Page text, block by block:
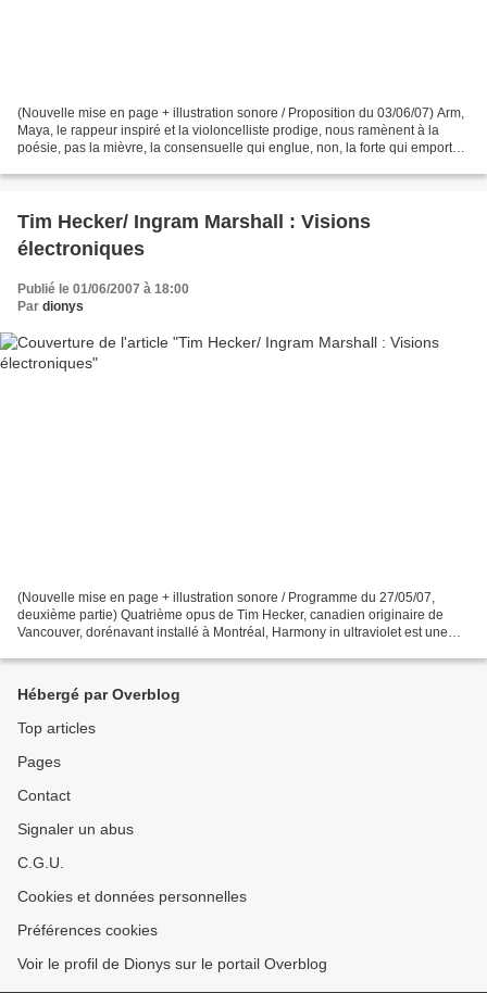
(Nouvelle mise en page + illustration sonore / Proposition du 03/06/07) Arm,
Maya, le rappeur inspiré et la violoncelliste prodige, nous ramènent à la
poésie, pas la mièvre, la consensuelle qui englue, non, la forte qui emporte
Tim Hecker/ Ingram Marshall : Visions
électroniques
Publié le 01/06/2007 à 18:00
Par dionys
(Nouvelle mise en page + illustration sonore / Programme du 27/05/07,
deuxième partie) Quatrième opus de Tim Hecker, canadien originaire de
Vancouver, dorénavant installé à Montréal, Harmony in ultraviolet est une
Hébergé par Overblog
Top articles
Pages
Contact
Signaler un abus
C.G.U.
Cookies et données personnelles
Préférences cookies
Voir le profil de Dionys sur le portail Overblog